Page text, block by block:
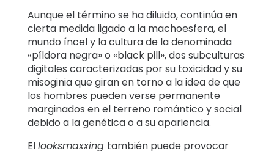
Aunque el término se ha diluido, continúa en
cierta medida ligado a la machoesfera, el
mundo íncel y la cultura de la denominada
«píldora negra» o «black pill», dos subculturas
digitales caracterizadas por su toxicidad y su
misoginia que giran en torno a la idea de que
los hombres pueden verse permanente
marginados en el terreno romántico y social
debido a la genética o a su apariencia.
Ellooksmaxxing también puede provocar